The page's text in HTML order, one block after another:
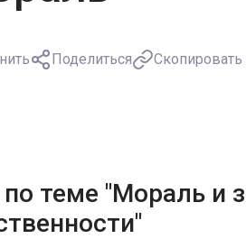
Поделиться Скопировать
теме "Мораль и